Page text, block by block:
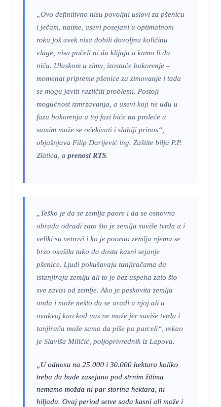
„Ovo definitivno nisu povoljni uslovi za pšenicu
i ječam, naime, usevi posejani u optimalnom
roku još uvek nisu dobili dovoljnu količinu
vlage, nisu počeli ni da klijaju a kamo li da
niču. Ulaskom u zimu, izostaće bokorenje –
momenat pripreme pšenice za zimovanje i tada
se mogu javiti različiti problemi. Postoji
mogućnost izmrzavanja, a usevi koji ne uđu u
fazu bokorenja u toj fazi biće na proleće a
samim može se očekivati i slabiji prinos“,
objašnjava Filip Darijević ing. Zaštite bilja P.P.
Zlatica, a prenosi RTS.
„Teško je da se zemlja paore i da se osnovna
obrada odradi zato što je zemlja suviše tvrda a i
veliki su vetrovi i ko je poorao zemlju njemu se
brzo osušila tako da dosta kasni sejanje
pšenice. Ljudi pokušavaju tanjiračama da
istanjiraju zemlju ali to je bez uspeha zato što
sve zavisi od zemlje. Ako je peskovita zemlja
onda i može nešto da se uradi u njoj ali u
ovakvoj kao kod nas ne može jer suviše tvrda i
tanjirača može samo da piše po parceli“, rekao
je Slaviša Miličić, poljoprivrednik iz Lapova.
„U odnosu na 25.000 i 30.000 hektara koliko
treba da bude zasejano pod strnim žitima
nemamo možda ni par storina hektara, ni
hiljadu. Ovaj period setve sada kasni ali može i